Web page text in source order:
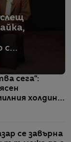
с
сега“:
холдинг
се завърна